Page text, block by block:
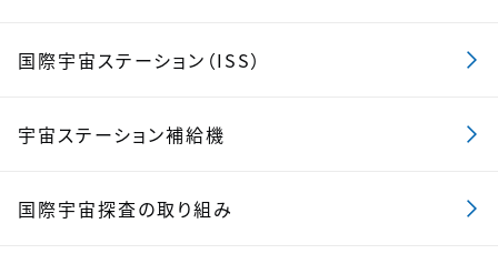
国際宇宙ステーション（ISS）
宇宙ステーション補給機
国際宇宙探査の取り組み